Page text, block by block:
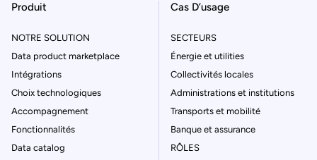
Produit
NOTRE SOLUTION
Data product marketplace
Intégrations
Choix technologiques
Accompagnement
Fonctionnalités
Data catalog
Cas D’usage
SECTEURS
Énergie et utilities
Collectivités locales
Administrations et institutions
Transports et mobilité
Banque et assurance
RÔLES